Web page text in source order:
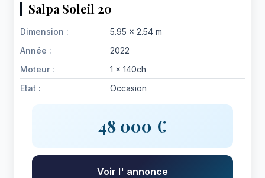
Salpa Soleil 20
Dimension :
5.95 x 2.54 m
Année :
2022
Moteur :
1 x 140ch
Etat :
Occasion
48 000 €
Voir l' annonce